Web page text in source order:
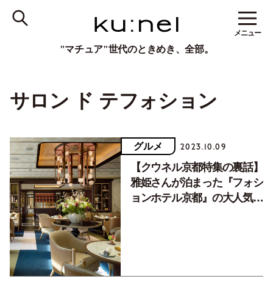
"マチュア"世代のときめき、全部。
メニュー
サロン ド テフォション
グルメ 2023.10.09
【クウネル京都特集の裏話】
雅姫さんが泊まった『フォシ
ョンホテル京都』の大人気ア